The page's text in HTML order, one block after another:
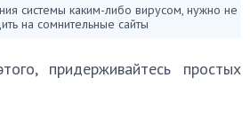
системы каким-либо вирусом, нужно не
на сомнительные сайты
придерживайтесь простых